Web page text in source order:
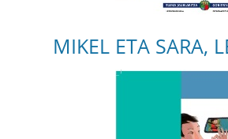
MIKEL ETA SARA,